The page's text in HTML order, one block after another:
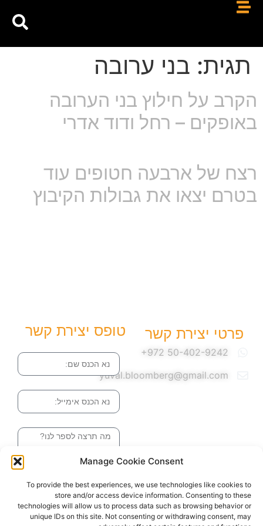
Manage Cookie Consent
To provide the best experiences, we use technologies like cookies to
store and/or access device information. Consenting to these
technologies will allow us to process data such as browsing behavior or
unique IDs on this site. Not consenting or withdrawing consent, may
תגית: בני ערובה
הקרב על חילוץ בני הערובה
באופקים – רחל ודוד אדרי
רצח של ארבעה חטופים עוד
בטרם יצאו את גבולות הקיבוץ
פרטי יצירת קשר
yuval.bloomberg@gmail.com
טופס יצירת קשר
שליחה והטופס
בדרך אלינו